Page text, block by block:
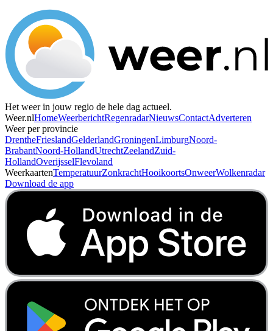
Het weer in jouw regio de hele dag actueel.
Weer.nlHomeWeerberichtRegenradarNieuwsContactAdverteren
Weer per provincie
DrentheFrieslandGelderlandGroningenLimburgNoord-
BrabantNoord-HollandUtrechtZeelandZuid-
HollandOverijsselFlevoland
WeerkaartenTemperatuurZonkrachtHooikoortsOnweerWolkenradar
Download de app